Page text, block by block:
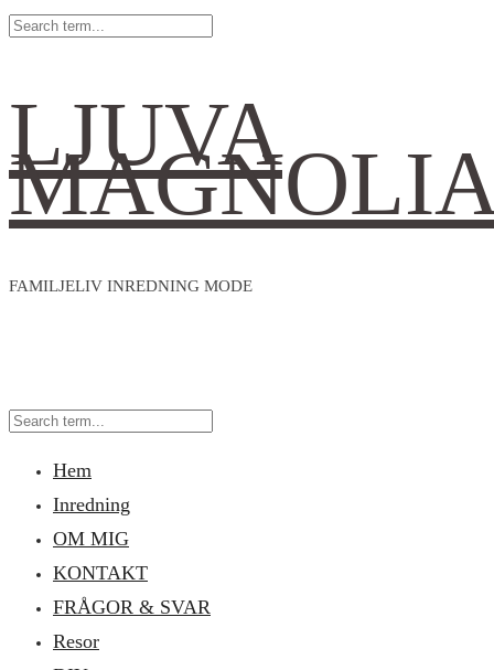
LJUVA
FAMILJELIV INREDNING MODE
Hem
Inredning
OM MIG
KONTAKT
FRÅGOR & SVAR
Resor